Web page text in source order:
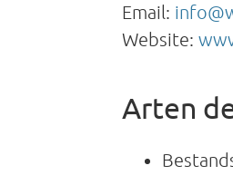
Email:
Website:
Arten